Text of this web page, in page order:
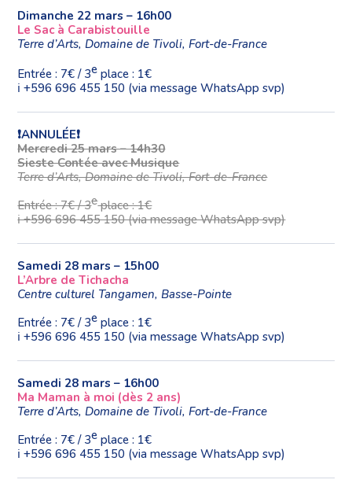
Dimanche 22 mars – 16h00
Le Sac à Carabistouille
Terre d’Arts, Domaine de Tivoli, Fort-de-France
Entrée : 7€ / 3e place : 1€
ℹ️ ️+596 696 455 150 (via message WhatsApp svp)
❗ANNULÉE❗
Mercredi 25 mars – 14h30
Sieste Contée avec Musique
Terre d’Arts, Domaine de Tivoli, Fort-de-France
Entrée : 7€ / 3eplace : 1€
ℹ️ ️+596 696 455 150 (via message WhatsApp svp)
Samedi 28 mars – 15h00
L’Arbre de Tichacha
Centre culturel Tangamen, Basse-Pointe
Entrée : 7€ / 3e place : 1€
ℹ️ ️+596 696 455 150 (via message WhatsApp svp)
Samedi 28 mars – 16h00
Ma Maman à moi (dès 2 ans)
Terre d’Arts, Domaine de Tivoli, Fort-de-France
Entrée : 7€ / 3e place : 1€
ℹ️ ️+596 696 455 150 (via message WhatsApp svp)